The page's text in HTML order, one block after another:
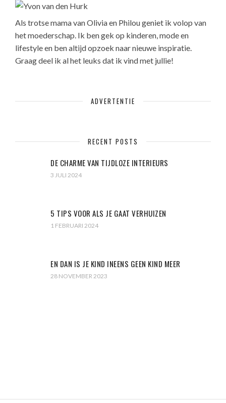
Als trotse mama van Olivia en Philou geniet ik volop van
het moederschap. Ik ben gek op kinderen, mode en
lifestyle en ben altijd opzoek naar nieuwe inspiratie.
Graag deel ik al het leuks dat ik vind met jullie!
ADVERTENTIE
RECENT POSTS
DE CHARME VAN TIJDLOZE INTERIEURS
3 JULI 2024
5 TIPS VOOR ALS JE GAAT VERHUIZEN
1 FEBRUARI 2024
EN DAN IS JE KIND INEENS GEEN KIND MEER
28 NOVEMBER 2023